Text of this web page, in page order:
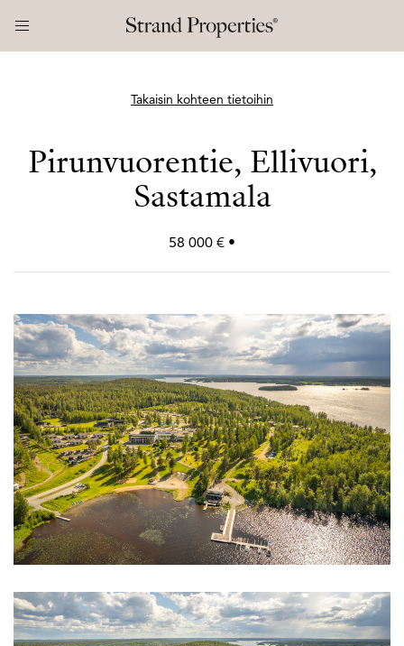
Takaisin kohteen tietoihin
Pirunvuorentie, Ellivuori,
Sastamala
58 000 € •